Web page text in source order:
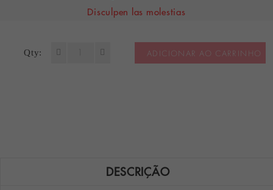
Disculpen las molestias
Qty: ADICIONAR AO CARRINHO
DESCRIÇÃO